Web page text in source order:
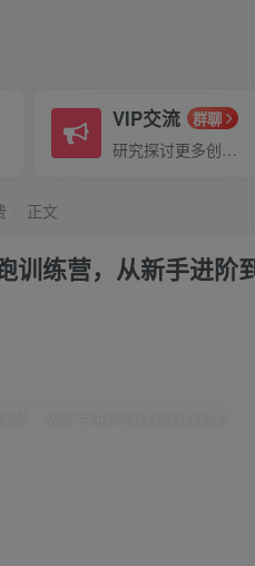
VIP交流 群聊
研究探讨更多创业项目路子。
正文
训练营，从新手进阶